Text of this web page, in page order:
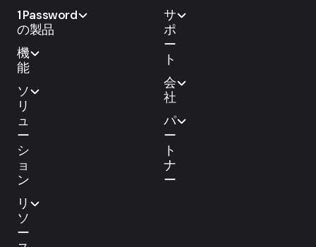
1Password
の製品
機
能
ソ
リ
ュ
ー
シ
ョ
ン
リ
ソ
ー
サ
ポ
ー
ト
会
社
パ
ー
ト
ナ
ー